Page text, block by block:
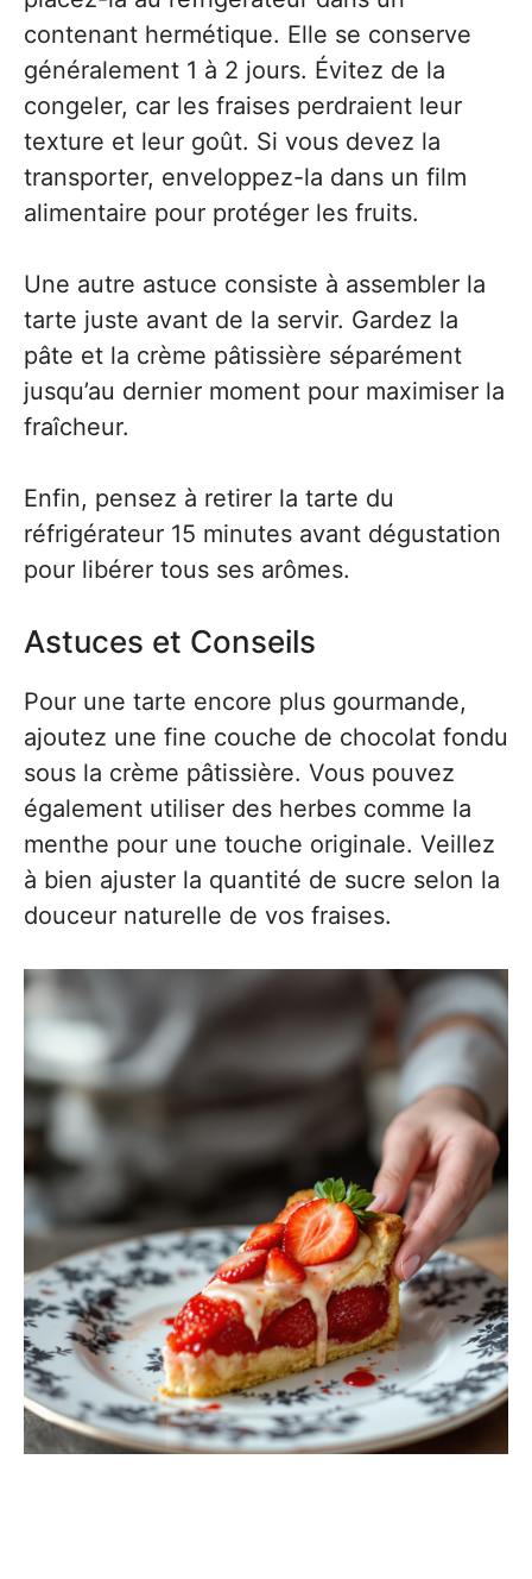
contenant hermétique. Elle se conserve
généralement 1 à 2 jours. Évitez de la
congeler, car les fraises perdraient leur
texture et leur goût. Si vous devez la
transporter, enveloppez-la dans un film
alimentaire pour protéger les fruits.
Une autre astuce consiste à assembler la
tarte juste avant de la servir. Gardez la
pâte et la crème pâtissière séparément
jusqu’au dernier moment pour maximiser la
fraîcheur.
Enfin, pensez à retirer la tarte du
réfrigérateur 15 minutes avant dégustation
pour libérer tous ses arômes.
Astuces et Conseils
Pour une tarte encore plus gourmande,
ajoutez une fine couche de chocolat fondu
sous la crème pâtissière. Vous pouvez
également utiliser des herbes comme la
menthe pour une touche originale. Veillez
à bien ajuster la quantité de sucre selon la
douceur naturelle de vos fraises.